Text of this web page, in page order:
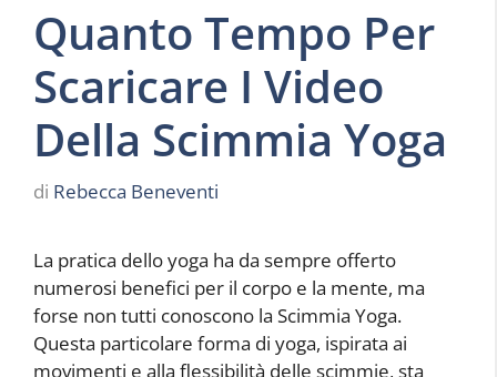
Quanto Tempo Per
Scaricare I Video
Della Scimmia Yoga
di Rebecca Beneventi
La pratica dello yoga ha da sempre offerto
numerosi benefici per il corpo e la mente, ma
forse non tutti conoscono la Scimmia Yoga.
Questa particolare forma di yoga, ispirata ai
movimenti e alla flessibilità delle scimmie, sta